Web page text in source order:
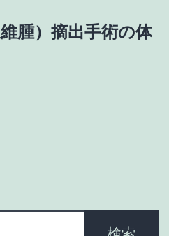
腫）摘出手術の体